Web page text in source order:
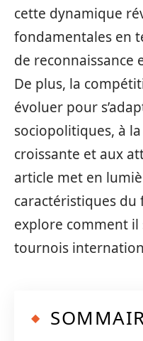
cette dynamique
fondamentales en
de reconnaissance
De plus, la
évoluer pour
sociopolitiques, à
croissante et aux
article met en
caractéristiques du
explore comment
tournois